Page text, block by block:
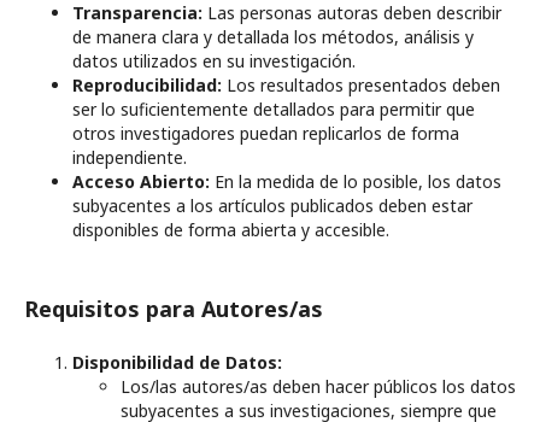
Transparencia: Las personas autoras deben describir
de manera clara y detallada los métodos, análisis y
datos utilizados en su investigación.
Reproducibilidad: Los resultados presentados deben
ser lo suficientemente detallados para permitir que
otros investigadores puedan replicarlos de forma
independiente.
Acceso Abierto: En la medida de lo posible, los datos
subyacentes a los artículos publicados deben estar
disponibles de forma abierta y accesible.
Requisitos para Autores/as
Disponibilidad de Datos:
Los/las autores/as deben hacer públicos los datos
subyacentes a sus investigaciones, siempre que